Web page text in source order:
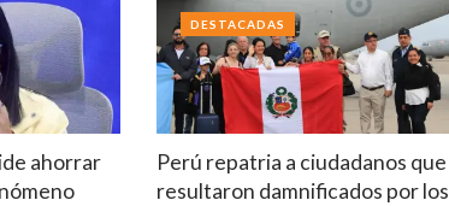
ahorrar
Perú repatria a ciudadanos que
resultaron damnificados por los
DESTACADAS